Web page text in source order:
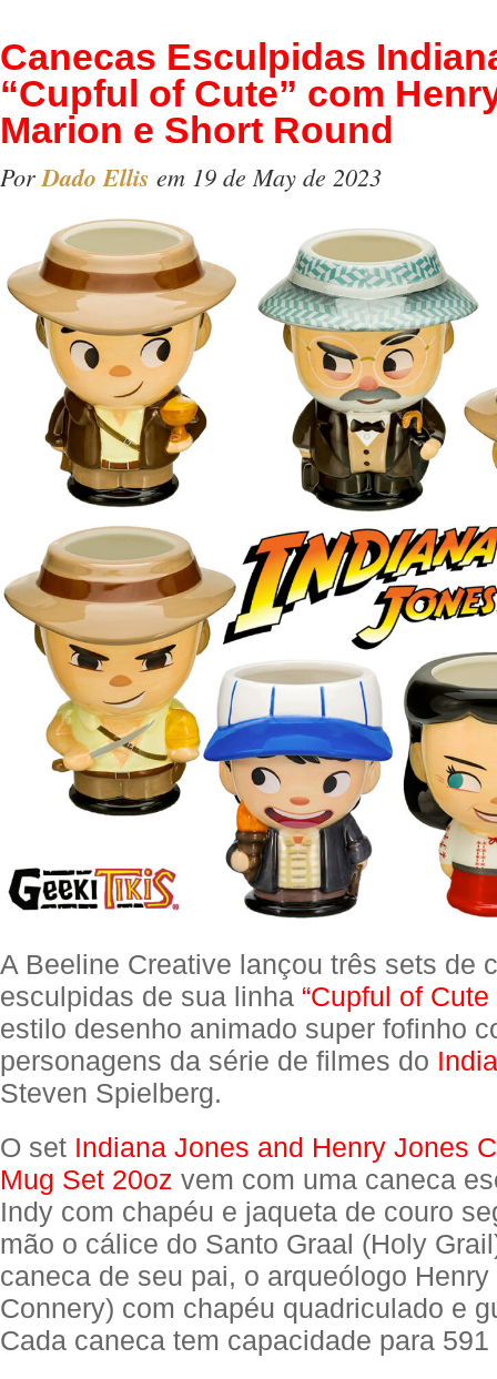
Canecas Esculpidas
“Cupful of Cute” com
Marion e Short Round
PorDado Ellis em 19 de May de 2023
A Beeline Creative lançou três sets de
esculpidas de sua linha “Cupful of Cute
estilo desenho animado super fofinho
personagens da série de filmes do
Steven Spielberg.
O set Indiana Jones and Henry Jones
Mug Set 20oz vem com uma caneca
Indy com chapéu e jaqueta de couro
mão o cálice do Santo Graal (Holy
caneca de seu pai, o arqueólogo
Connery) com chapéu quadriculado e
Cada caneca tem capacidade para 591